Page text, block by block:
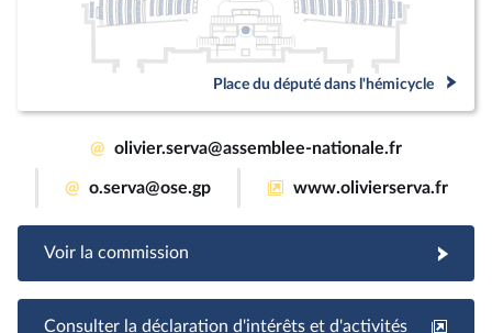
Place du député dans l'hémicycle
@ olivier.serva@assemblee-nationale.fr
@ o.serva@ose.gp www.olivierserva.fr
Voir la commission
Consulter la déclaration d'intérêts et d'activités